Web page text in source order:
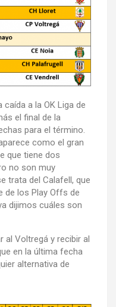
a la OK Liga de
el final de la
para el término.
como el gran
que tiene dos
no son muy
trata del Calafell, que
de los Play Offs de
dijimos cuáles son
al Voltregá y recibir al
en la última fecha
alternativa de